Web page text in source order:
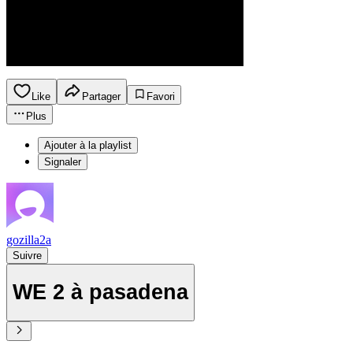
Like Partager
Favori
Plus
Ajouter à la playlist
Signaler
gozilla2a
Suivre
WE 2 à pasadena